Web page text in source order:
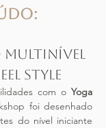
Multinível
Style
com o Yoga
foi desenhado
do nível iniciante